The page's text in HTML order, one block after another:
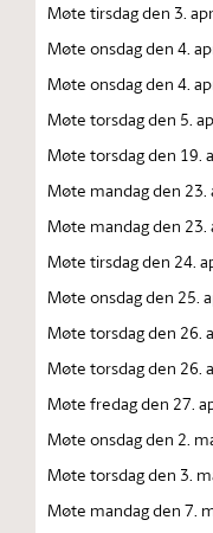
Møte tirsdag den 3.
Møte onsdag den 4.
Møte onsdag den 4.
Møte torsdag den 5.
Møte torsdag den 19.
Møte mandag den 23.
Møte mandag den 23.
Møte tirsdag den 24.
Møte onsdag den 25.
Møte torsdag den 26.
Møte torsdag den 26.
Møte fredag den 27.
Møte onsdag den 2.
Møte torsdag den 3.
Møte mandag den 7.